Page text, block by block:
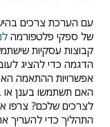
של ספקי פלטפורמה
קבוצות עסקיות
הדגמה כדי להציג
אפשרויות ההתאמה
האם תשתמשו בענן או
לצרכים שלכם? צרפו
התהליך כדי להעריך